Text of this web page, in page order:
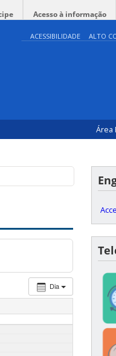
Acesso à informação
ACESSIBILIDADE ALTO
Área
Dia